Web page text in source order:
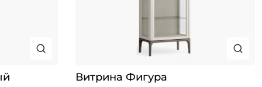
Витрина Фигура